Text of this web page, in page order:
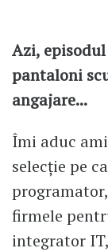
Azi,
pantaloni
angajare...
Îmi aduc
selecție pe
firmele
integrator